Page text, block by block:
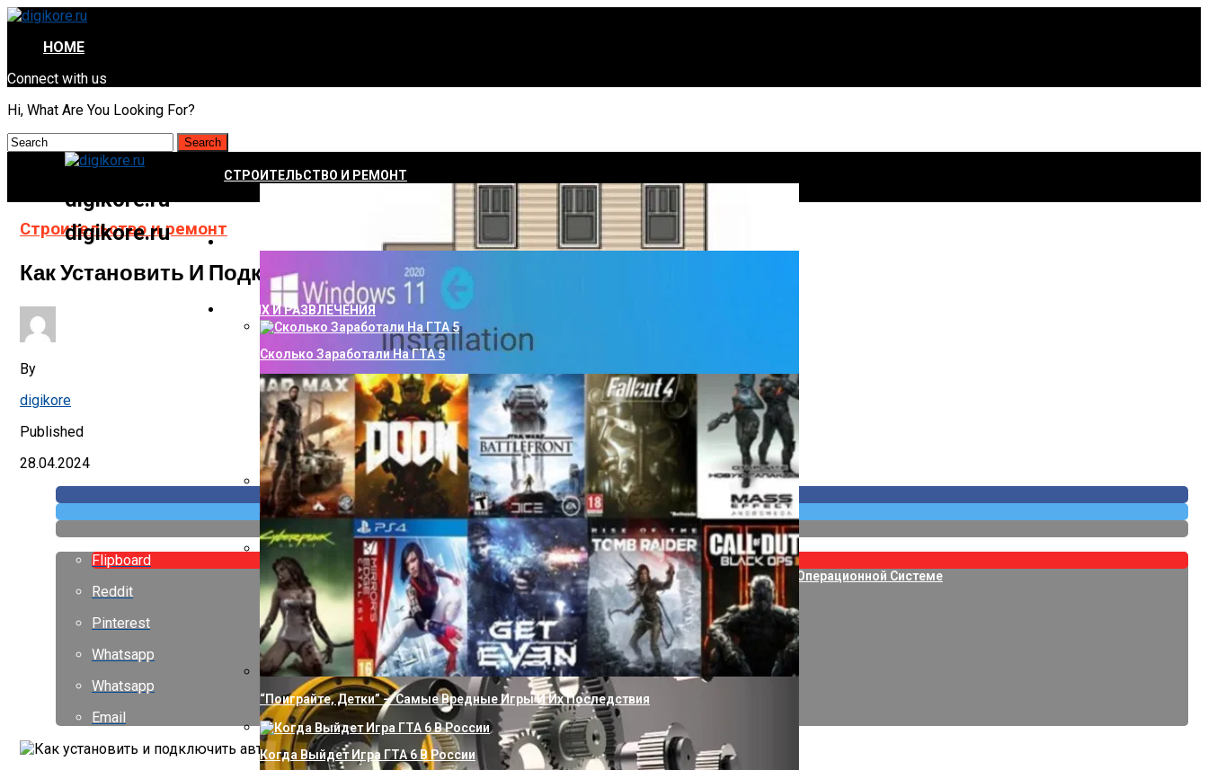
HOME
Connect with us
Hi, What Are You Looking For?
digikore.ru
digikore.ru
СТРОИТЕЛЬСТВО И РЕМОНТ
Как Сделать Водопровод В Частном Доме От Скважины Своими Руками
Правильное Использование Ключей Активации Windows 11: Шаги К Лицензированной Операционной Системе
ОТДЫХ И РАЗВЛЕЧЕНИЯ
Сколько Заработали На ГТА 5
“Поиграйте, Детки” — Самые Вредные Игры И Их Последствия
Когда Выйдет Игра ГТА 6 В России
Строительство и ремонт
Как Установить И Подключить Автоматику На Скважину
By
digikore
Published
28.04.2024
Flipboard
Reddit
Pinterest
Whatsapp
Whatsapp
Email